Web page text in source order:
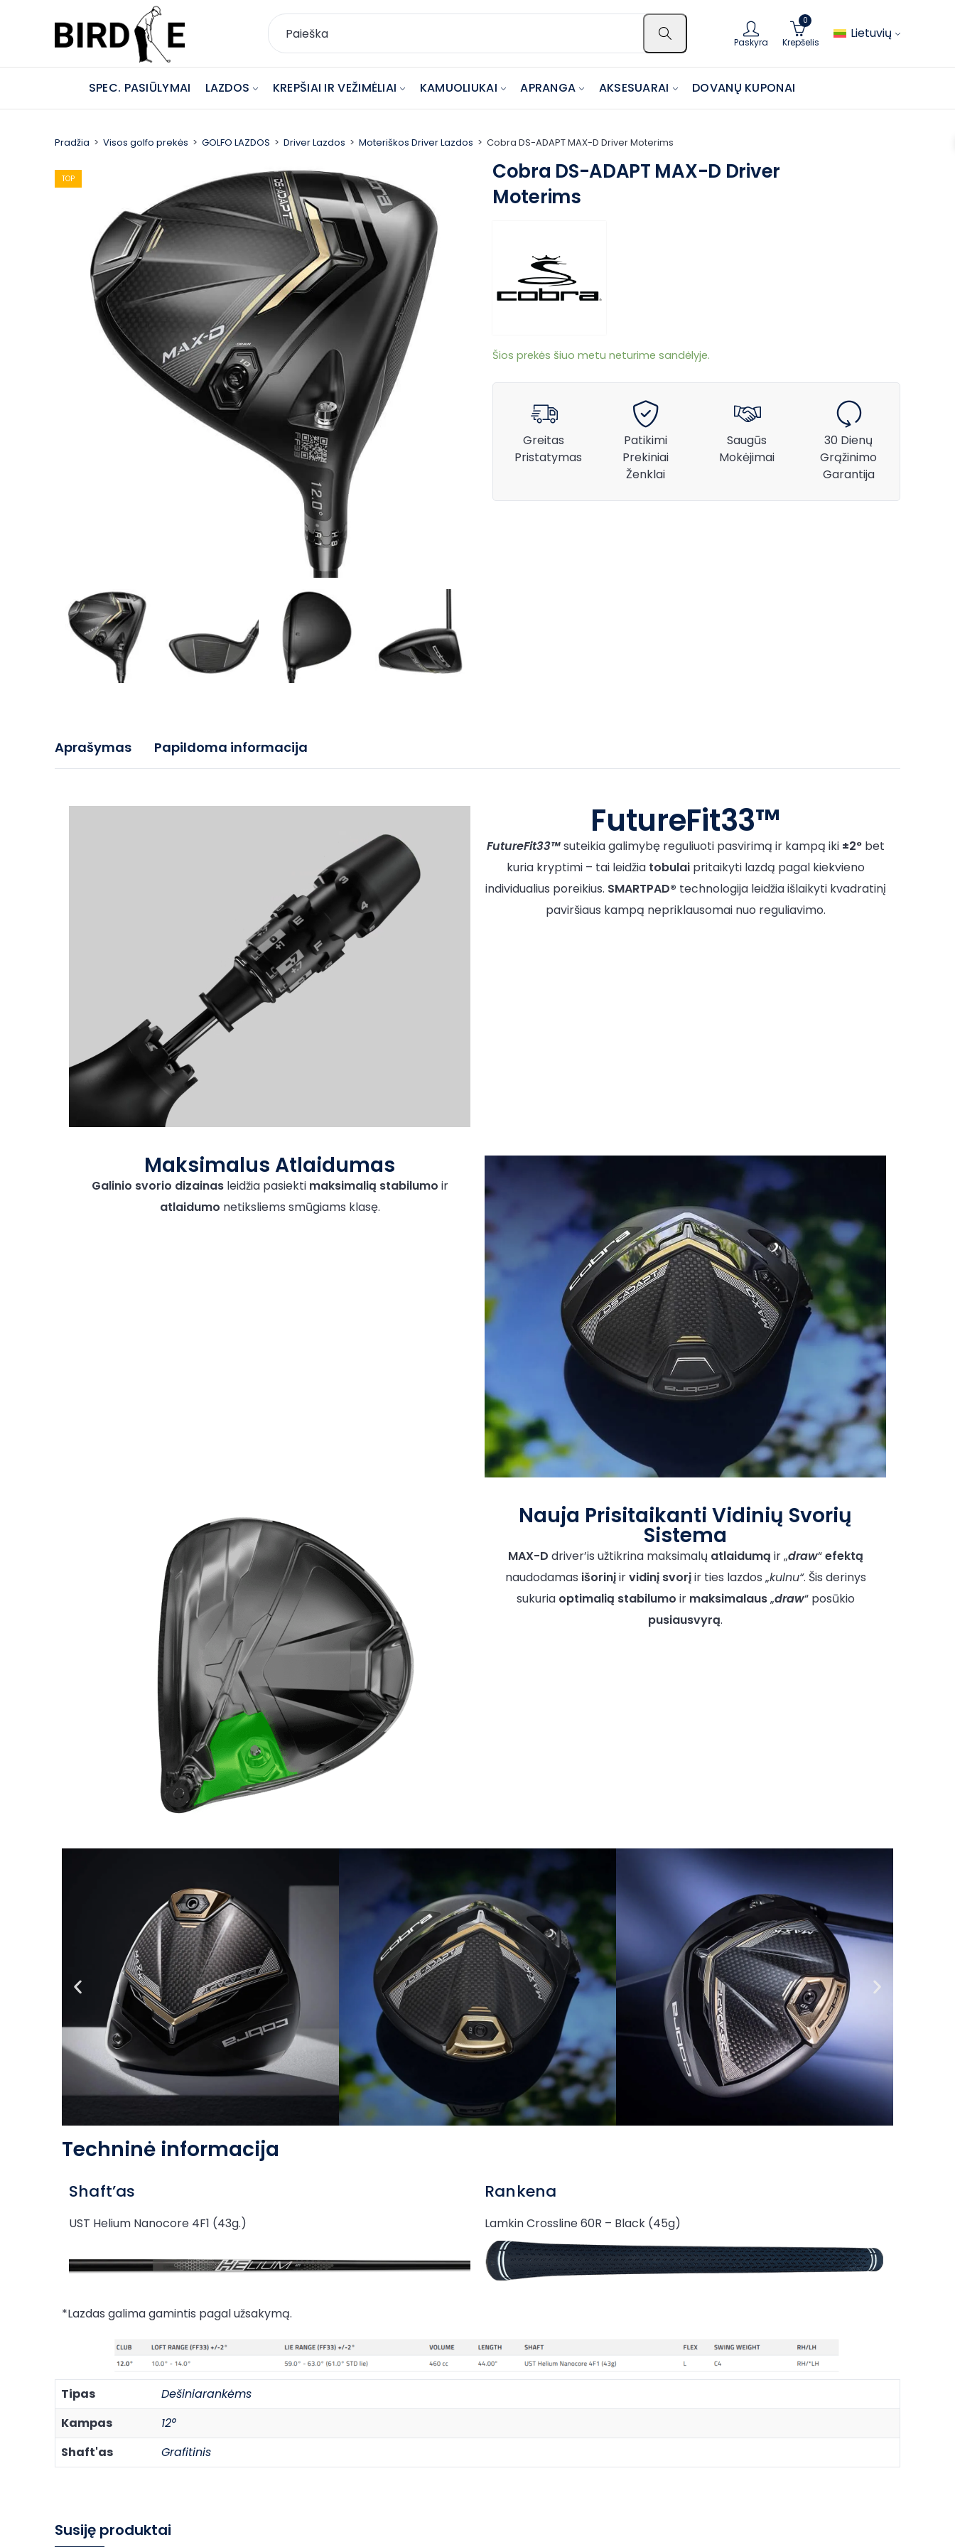
Paskyra
0
Krepšelis
Lietuvių
SPEC. PASIŪLYMAI LAZDOS KREPŠIAI IR VEŽIMĖLIAI KAMUOLIUKAI APRANGA AKSESUARAI DOVANŲ KUPONAI
Pradžia Visos golfo prekės GOLFO LAZDOS Driver Lazdos Moteriškos Driver Lazdos Cobra DS-ADAPT MAX-D Driver Moterims
TOP
Cobra DS-ADAPT MAX-D Driver
Moterims
Šios prekės šiuo metu neturime sandėlyje.
Greitas
Pristatymas
Patikimi
Prekiniai
Ženklai
Saugūs
Mokėjimai
30 Dienų
Grąžinimo
Garantija
Aprašymas Papildoma informacija
FutureFit33™
FutureFit33™suteikia galimybę reguliuoti pasvirimą ir kampą iki ±2°bet
kuria kryptimi – tai leidžia tobulaipritaikyti lazdą pagal kiekvieno
individualius poreikius. SMARTPAD® technologija leidžia išlaikyti kvadratinį
paviršiaus kampą nepriklausomai nuo reguliavimo.
Maksimalus Atlaidumas
Galinio svorio dizainasleidžia pasiekti maksimalią stabilumo ir
atlaidumo netiksliems smūgiams klasę.
Nauja Prisitaikanti Vidinių Svorių
Sistema
MAX-D driver’is užtikrina maksimalų atlaidumą ir „draw“efektą
naudodamas išorinįirvidinį svorįir ties lazdos „kulnu“. Šis derinys
sukuria optimalią stabilumo ir maksimalaus„draw“ posūkio
pusiausvyrą.
Techninė informacija
Shaft’as
UST Helium Nanocore 4F1 (43g.)
Rankena
Lamkin Crossline 60R – Black (45g)
*Lazdas galima gamintis pagal užsakymą.
Tipas
Dešiniarankėms
Kampas
12°
Shaft'as
Grafitinis
Susiję produktai